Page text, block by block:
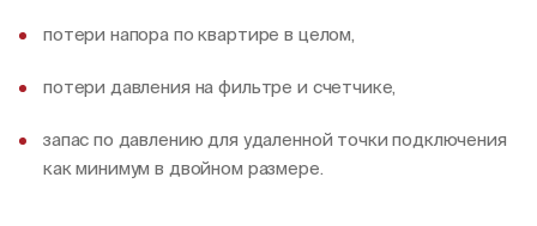
потери напора по квартире в целом,
потери давления на фильтре и счетчике,
запас по давлению для удаленной точки подключения
как минимум в двойном размере.